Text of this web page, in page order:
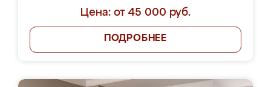
Цена: от 45 000 руб.
ПОДРОБНЕЕ